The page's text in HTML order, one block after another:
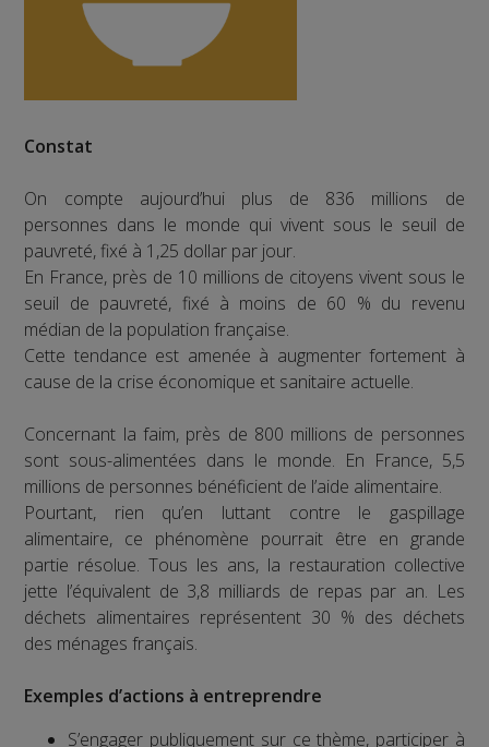
Constat
On compte aujourd’hui plus de 836 millions de
personnes dans le monde qui vivent sous le seuil de
pauvreté, fixé à 1,25 dollar par jour.
En France, près de 10 millions de citoyens vivent sous le
seuil de pauvreté, fixé à moins de 60 % du revenu
médian de la population française.
Cette tendance est amenée à augmenter fortement à
cause de la crise économique et sanitaire actuelle.
Concernant la faim, près de 800 millions de personnes
sont sous-alimentées dans le monde. En France, 5,5
millions de personnes bénéficient de l’aide alimentaire.
Pourtant, rien qu’en luttant contre le gaspillage
alimentaire, ce phénomène pourrait être en grande
partie résolue. Tous les ans, la restauration collective
jette l’équivalent de 3,8 milliards de repas par an. Les
déchets alimentaires représentent 30 % des déchets
des ménages français.
Exemples d’actions à entreprendre
S’engager publiquement sur ce thème, participer à